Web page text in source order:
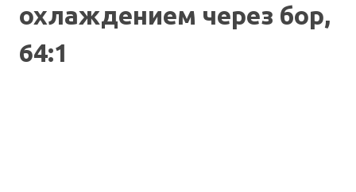
охлаждением через бор,
64:1